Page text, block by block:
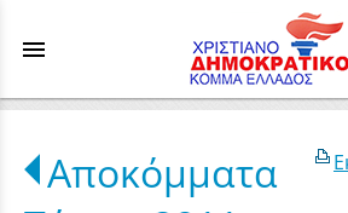
menu
Αποκόμματα